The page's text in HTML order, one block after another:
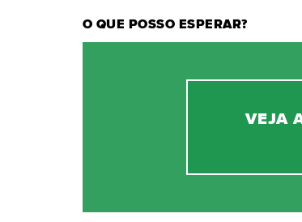
O QUE POSSO ESPERAR?
VEJA